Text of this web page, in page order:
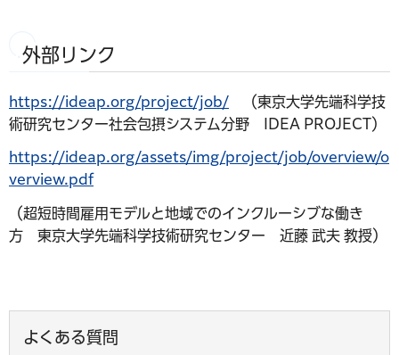
外部リンク
https://ideap.org/project/job/ （東京大学先端科学技
術研究センター社会包摂システム分野 IDEA PROJECT）
https://ideap.org/assets/img/project/job/overview/o
verview.pdf
（超短時間雇用モデルと地域でのインクルーシブな働き
方 東京大学先端科学技術研究センター 近藤 武夫 教授）
よくある質問